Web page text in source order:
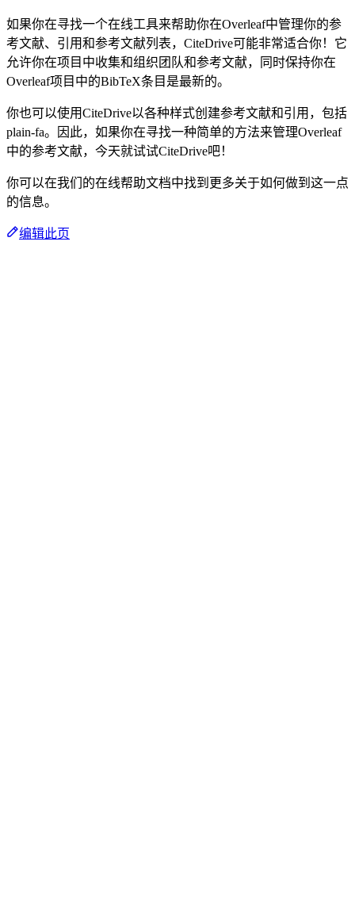
如果你在寻找一个在线工具来帮助你在Overleaf中管理你的参
考文献、引用和参考文献列表，CiteDrive可能非常适合你！它
允许你在项目中收集和组织团队和参考文献，同时保持你在
Overleaf项目中的BibTeX条目是最新的。
你也可以使用CiteDrive以各种样式创建参考文献和引用，包括
plain-fa。因此，如果你在寻找一种简单的方法来管理Overleaf
中的参考文献，今天就试试CiteDrive吧！
你可以在我们的在线帮助文档中找到更多关于如何做到这一点
的信息。
编辑此页